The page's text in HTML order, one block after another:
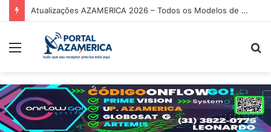
Atualizações AZAMERICA 2026 – Todos os Modelos de Receptores AZAMERICA